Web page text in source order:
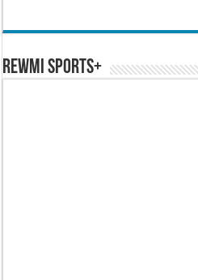
REWMI SPORTS+